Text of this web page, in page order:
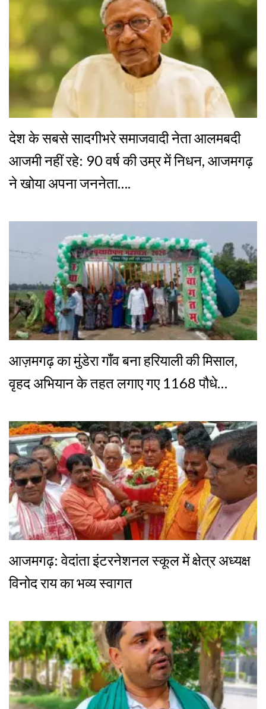
देश के सबसे सादगीभरे समाजवादी नेता आलमबदी
आजमी नहीं रहे: 90 वर्ष की उम्र में निधन, आजमगढ़
ने खोया अपना जननेता….
आज़मगढ़ का मुंडेरा गाँव बना हरियाली की मिसाल,
वृहद अभियान के तहत लगाए गए 1168 पौधे…
आजमगढ़: वेदांता इंटरनेशनल स्कूल में क्षेत्र अध्यक्ष
विनोद राय का भव्य स्वागत